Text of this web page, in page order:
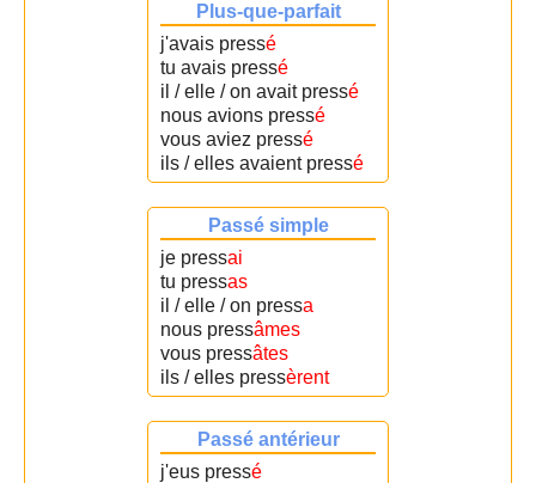
Plus-que-parfait
j'avais pressé
tu avais pressé
il / elle / on avait pressé
nous avions pressé
vous aviez pressé
ils / elles avaient pressé
Passé simple
je pressai
tu pressas
il / elle / on pressa
nous pressâmes
vous pressâtes
ils / elles pressèrent
Passé antérieur
j'eus pressé